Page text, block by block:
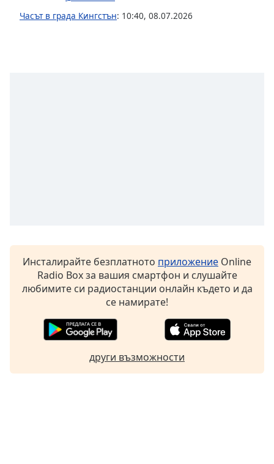
FontЧасът в града Кингстън: 10:40, 08.07.2026
Инсталирайте безплатното приложение Online
Radio Box за вашия смартфон и слушайте
любимите си радиостанции онлайн където и да
се намирате!
други възможности